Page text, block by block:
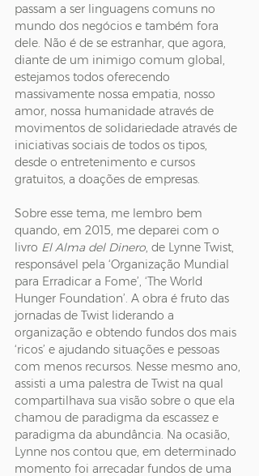
passam a ser linguagens comuns no
mundo dos negócios e também fora
dele. Não é de se estranhar, que agora,
diante de um inimigo comum global,
estejamos todos oferecendo
massivamente nossa empatia, nosso
amor, nossa humanidade através de
movimentos de solidariedade através de
iniciativas sociais de todos os tipos,
desde o entretenimento e cursos
gratuitos, a doações de empresas.
Sobre esse tema, me lembro bem
quando, em 2015, me deparei com o
livro El Alma del Dinero, de Lynne Twist,
responsável pela ‘Organização Mundial
para Erradicar a Fome’, ‘The World
Hunger Foundation’. A obra é fruto das
jornadas de Twist liderando a
organização e obtendo fundos dos mais
‘ricos’ e ajudando situações e pessoas
com menos recursos. Nesse mesmo ano,
assisti a uma palestra de Twist na qual
compartilhava sua visão sobre o que ela
chamou de paradigma da escassez e
paradigma da abundância. Na ocasião,
Lynne nos contou que, em determinado
momento foi arrecadar fundos de uma